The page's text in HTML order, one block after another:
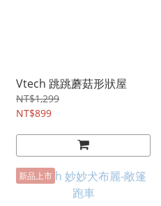
Vtech 跳跳蘑菇形狀屋
NT$1,299
NT$899
新品上市